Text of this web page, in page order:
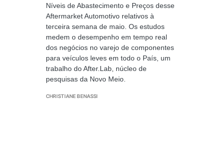
Níveis de Abastecimento e Preços desse
Aftermarket Automotivo relativos à
terceira semana de maio. Os estudos
medem o desempenho em tempo real
dos negócios no varejo de componentes
para veículos leves em todo o País, um
trabalho do After.Lab, núcleo de
pesquisas da Novo Meio.
CHRISTIANE BENASSI